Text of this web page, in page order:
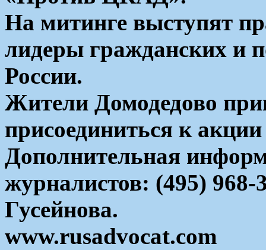
На митинге выступят
лидеры гражданских и
России.
Жители Домодедово
присоединиться к
Дополнительная
журналистов: (495)
Гусейнова.
www.rusadvocat.com